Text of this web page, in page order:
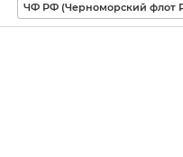
ЧФ РФ (Черноморский флот